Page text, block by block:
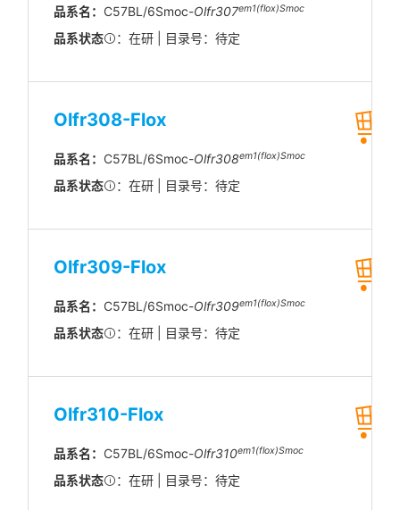
品系名： C57BL/6Smoc-Olfr307em1(flox)Smoc
品系状态 ：在研 | 目录号：待定
Olfr308-Flox
品系名： C57BL/6Smoc-Olfr308em1(flox)Smoc
品系状态 ：在研 | 目录号：待定
Olfr309-Flox
品系名： C57BL/6Smoc-Olfr309em1(flox)Smoc
品系状态 ：在研 | 目录号：待定
Olfr310-Flox
品系名： C57BL/6Smoc-Olfr310em1(flox)Smoc
品系状态 ：在研 | 目录号：待定